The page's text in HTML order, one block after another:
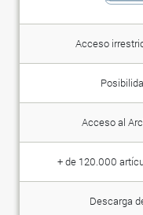
Acceso
Acceso al
+ de 120.000
Descarga